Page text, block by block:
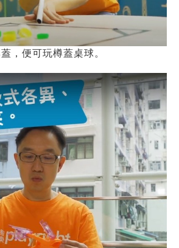
，便可玩樽蓋桌球。